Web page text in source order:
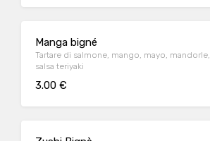
Manga bigné
Tartare di salmone, mango, mayo, mandorle,
salsa teriyaki
3.00 €